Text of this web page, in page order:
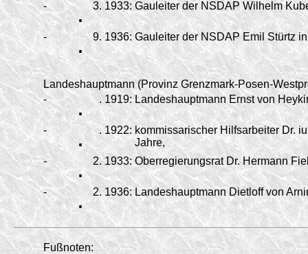
- . 3. 1933: Gauleiter der NSDAP Wilhelm
- . 9. 1936: Gauleiter der NSDAP Emil Stürtz
Landeshauptmann (Provinz Grenzmark-Posen-
-
. . 1919: Landeshauptmann Ernst von
- . . 1922: kommissarischer Hilfsarbeiter Dr.
Jahre,
-
. 2. 1933: Oberregierungsrat Dr. Hermann
- . 2. 1936: Landeshauptmann Dietloff von
Fußnoten: